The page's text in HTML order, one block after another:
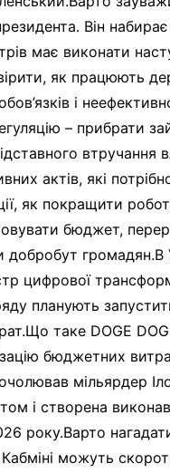
Він
має виконати
як працюють
і
– прибрати
втручання
актів, які
як покращити
бюджет,
громадян.В
цифрової
планують
таке DOGE
бюджетних
мільярдер
і створена
року.Варто
можуть